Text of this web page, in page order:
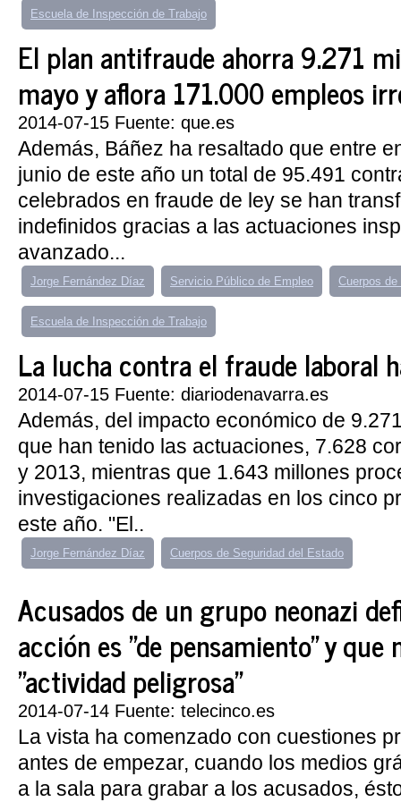
Escuela de Inspección de Trabajo
El plan antifraude ahorra 9.271
mayo y aflora 171.000 empleos
2014-07-15 Fuente: que.es
Además, Báñez ha resaltado que entre
junio de este año un total de 95.491
celebrados en fraude de ley se han
indefinidos gracias a las actuaciones
avanzado...
Jorge Fernández Díaz Servicio Público de Empleo Cuerpos
Escuela de Inspección de Trabajo
La lucha contra el fraude laboral
2014-07-15 Fuente: diariodenavarra.es
Además, del impacto económico de
que han tenido las actuaciones, 7.628
y 2013, mientras que 1.643 millones
investigaciones realizadas en los cinco
este año. "El..
Jorge Fernández Díaz Cuerpos de Seguridad del Estado
Acusados de un grupo neonazi
acción es "de pensamiento" y que
"actividad peligrosa"
2014-07-14 Fuente: telecinco.es
La vista ha comenzado con cuestiones
antes de empezar, cuando los medios
a la sala para grabar a los acusados,